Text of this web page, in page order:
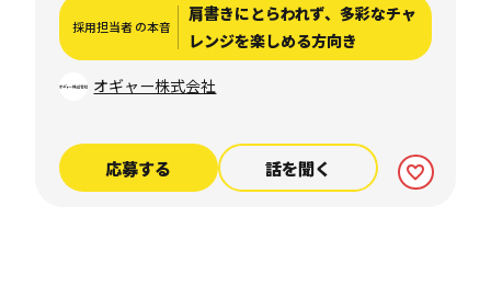
採用担当者 の本音
肩書きにとらわれず、多彩なチャ
レンジを楽しめる方向き
オギャー株式会社
応募する 話を聞く